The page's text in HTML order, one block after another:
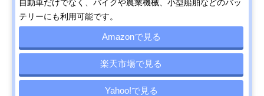
自動車だけでなく、バイクや農業機械、小型船舶などのバッ
テリーにも利用可能です。
Amazonで見る
楽天市場で見る
Yahoo!で見る